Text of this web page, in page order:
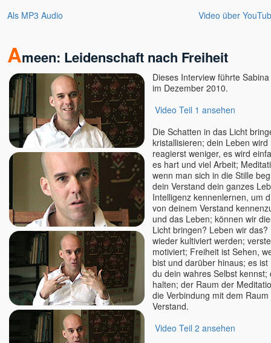
Poraj, Alexander
Prashantam
Pratibha u. Kareem
Prem Joshua
Premananda / John David
Premdas
Premodaya
Pyar
Ralf Heske
Rama
Ramana Maharshi
Ramesh - Ronny
Ramesh Balsekar
Rani Kaluza
Rania
Ranjit Maharaj
Reimund Kästner
Renate Ma Nishcala, jetzt:
Nishkàma
Ria Panen Godesberg
Richard Gruber
Als MP3 Audio
Video über
Ameen: Leidenschaft nach Freiheit
Dieses Interview führte
im Dezember 2010.
Video Teil 1 ansehen
Die Schatten in das Licht
kristallisieren; dein Leben
reagierst weniger, es wird
es hart und viel Arbeit;
wenn man sich in die Stille
dein Verstand dein ganzes
Intelligenz kennenlernen, um
von deinem Verstand
und das Leben; können wir
Licht bringen? Leben wir
wieder kultiviert werden;
motiviert; Freiheit ist Sehen,
bist und darüber hinaus; es
du dein wahres Selbst
halten; der Raum der
die Verbindung mit dem
Verstand.
Video Teil 2 ansehen